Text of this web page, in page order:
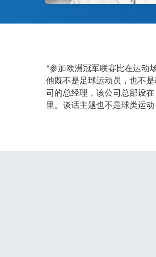
“参加欧洲冠军联赛比在运动
他既不是足球运动员，也不是
司的总经理，该公司总部设在
里。谈话主题也不是球类运
司在全球范围内开发、生产
术的整套带材收卷和开卷技